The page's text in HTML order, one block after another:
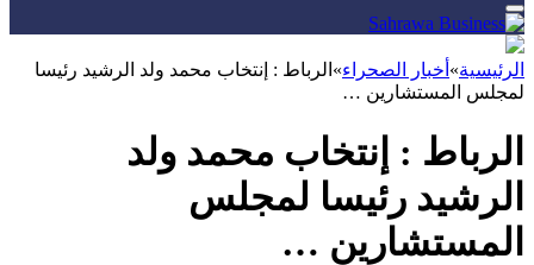
الرئيسية» أخبار الصحراء» الرباط : إنتخاب محمد ولد الرشيد رئيسا
لمجلس المستشارين …
الرباط : إنتخاب محمد ولد
الرشيد رئيسا لمجلس
المستشارين …